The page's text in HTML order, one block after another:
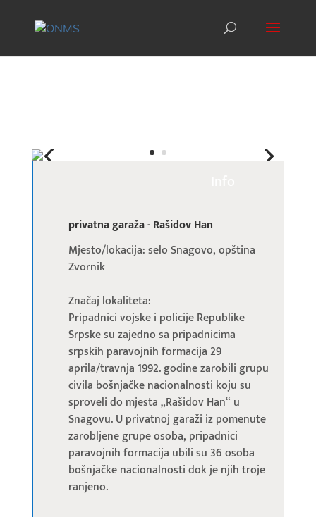
privatna garaža - Rašidov Han
Mjesto/lokacija: selo Snagovo, opština
Zvornik
Značaj lokaliteta:
Pripadnici vojske i policije Republike
Srpske su zajedno sa pripadnicima
srpskih paravojnih formacija 29
aprila/travnja 1992. godine zarobili grupu
civila bošnjačke nacionalnosti koju su
sproveli do mjesta „Rašidov Han“ u
Snagovu. U privatnoj garaži iz pomenute
zarobljene grupe osoba, pripadnici
paravojnih formacija ubili su 36 osoba
bošnjačke nacionalnosti dok je njih troje
ranjeno.